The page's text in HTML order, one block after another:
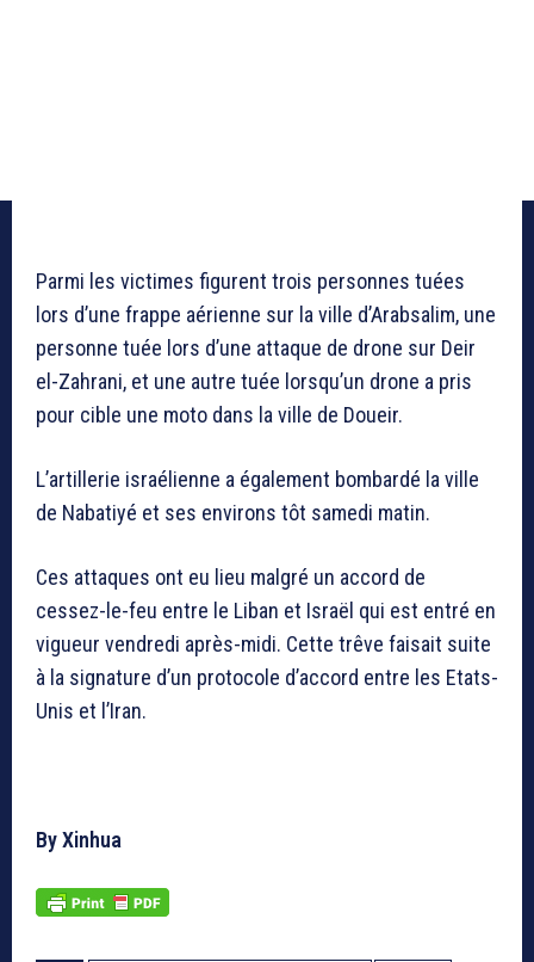
Parmi les victimes figurent trois personnes tuées
lors d’une frappe aérienne sur la ville d’Arabsalim, une
personne tuée lors d’une attaque de drone sur Deir
el-Zahrani, et une autre tuée lorsqu’un drone a pris
pour cible une moto dans la ville de Doueir.
L’artillerie israélienne a également bombardé la ville
de Nabatiyé et ses environs tôt samedi matin.
Ces attaques ont eu lieu malgré un accord de
cessez-le-feu entre le Liban et Israël qui est entré en
vigueur vendredi après-midi. Cette trêve faisait suite
à la signature d’un protocole d’accord entre les Etats-
Unis et l’Iran.
By Xinhua